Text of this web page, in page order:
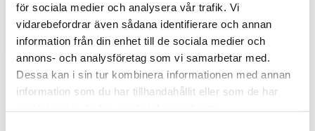
för sociala medier och analysera vår trafik. Vi
vidarebefordrar även sådana identifierare och annan
information från din enhet till de sociala medier och
annons- och analysföretag som vi samarbetar med.
Dessa kan i sin tur kombinera informationen med annan
information som du har tillhandahållit eller som de har
Traktorhytten är för många mer än bara en plats där
arbetet utförs. Det är kontoret, fikarummet och ibland
även lunchplatsen under långa arbetsdagar....